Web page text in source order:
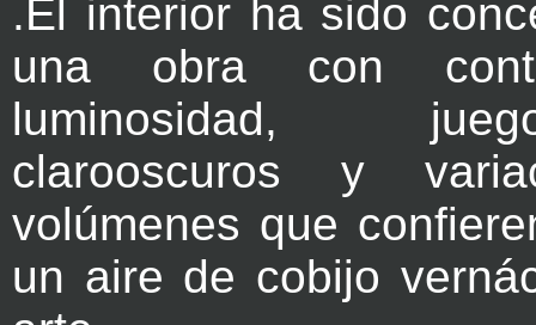
.El interior ha sido
una obra con
luminosidad,
clarooscuros y
volúmenes que
un aire de cobijo